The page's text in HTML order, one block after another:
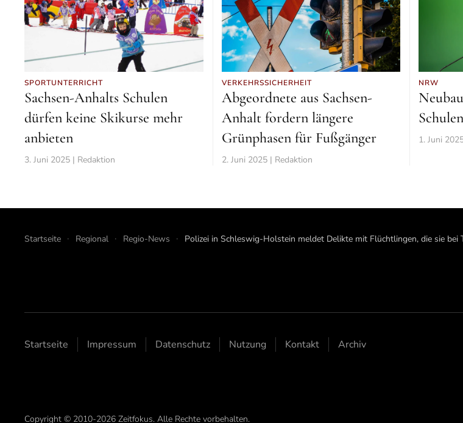
SPORTUNTERRICHT
Sachsen-Anhalts Schulen
dürfen keine Skikurse mehr
anbieten
3. Juni 2025 | Redaktion
VERKEHRSSICHERHEIT
Abgeordnete aus Sachsen-
Anhalt fordern längere
Grünphasen für Fußgänger
2. Juni 2025 | Redaktion
NRW
Schulen
1. Juni
Startseite Regional Regio-News Polizei in Schleswig-Holstein meldet Delikte mit Flüchtlingen, die sie
Startseite Impressum Datenschutz Nutzung Kontakt Archiv
Copyright © 2010-2026 Zeitfokus. Alle Rechte vorbehalten.